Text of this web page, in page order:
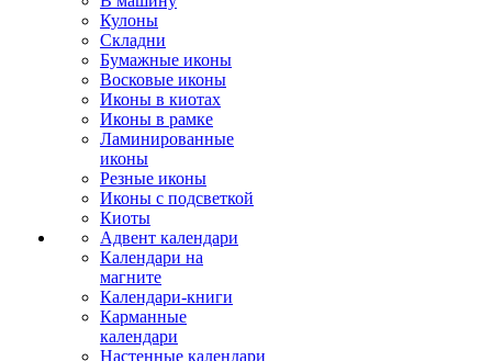
Кулоны
Складни
Бумажные иконы
Восковые иконы
Иконы в киотах
Иконы в рамке
Ламинированные
иконы
Резные иконы
Иконы с подсветкой
Киоты
Адвент календари
Календари на
магните
Календари-книги
Карманные
календари
Настенные календари